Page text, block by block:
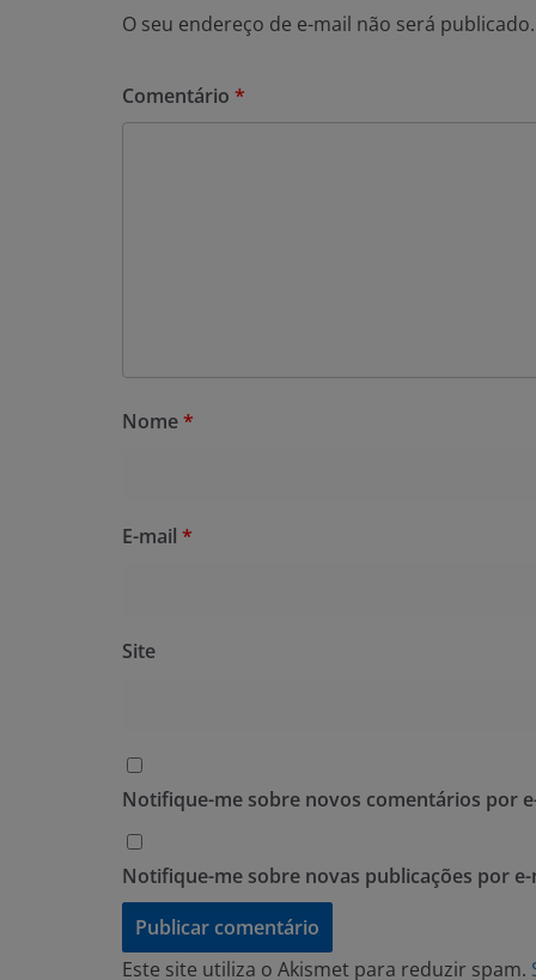
O seu endereço de e-mail não será publicado.
Comentário *
Nome*
E-mail *
Site
Notifique-me sobre novos comentários por
Notifique-me sobre novas publicações por e-
Este site utiliza o Akismet para reduzir spam.